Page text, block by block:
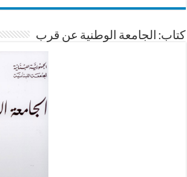
كتاب: الجامعة الوطنية عن قرب